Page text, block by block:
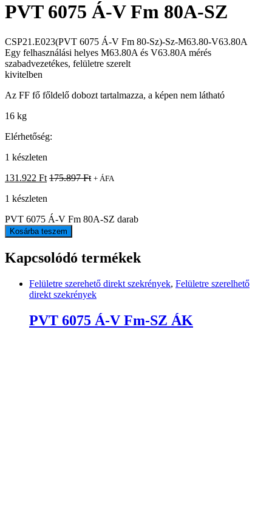
PVT 6075 Á-V Fm 80A-SZ
CSP21.E023(PVT 6075 Á-V Fm 80-Sz)-Sz-M63.80-V63.80A
Egy felhasználási helyes M63.80A és V63.80A mérés
szabadvezetékes, felületre szerelt
kivitelben
Az FF fő főldelő dobozt tartalmazza, a képen nem látható
16 kg
Elérhetőség:
1 készleten
131.922 Ft 175.897Ft + ÁFA
1 készleten
PVT 6075 Á-V Fm 80A-SZ darab
Kosárba teszem
Kapcsolódó termékek
Felületre szerehető direkt szekrények, Felületre szerelhető
direkt szekrények
PVT 6075 Á-V Fm-SZ ÁK